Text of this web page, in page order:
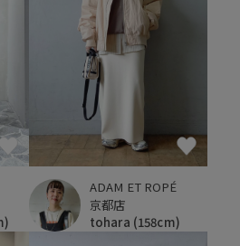
ADAM ET ROPÉ
京都店
tohara (158cm)